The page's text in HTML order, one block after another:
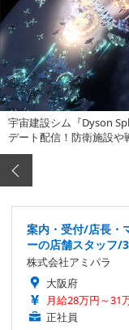
宇宙建設シム『Dyson
デート配信！防衛施設や
案内・受付/店長・
ーの店舗スタッフ/
株式会社アミパラ
大阪府
月給28万円～31
正社員